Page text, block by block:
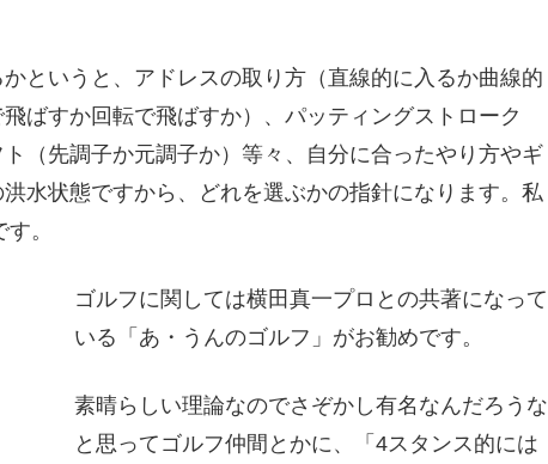
というと、アドレスの取り方（直線的に入るか曲線的
ばすか回転で飛ばすか）、パッティングストローク
（先調子か元調子か）等々、自分に合ったやり方やギ
水状態ですから、どれを選ぶかの指針になります。私
。
ゴルフに関しては横田真一プロとの共著になって
いる「あ・うんのゴルフ」がお勧めです。
素晴らしい理論なのでさぞかし有名なんだろうな
と思ってゴルフ仲間とかに、「4スタンス的には